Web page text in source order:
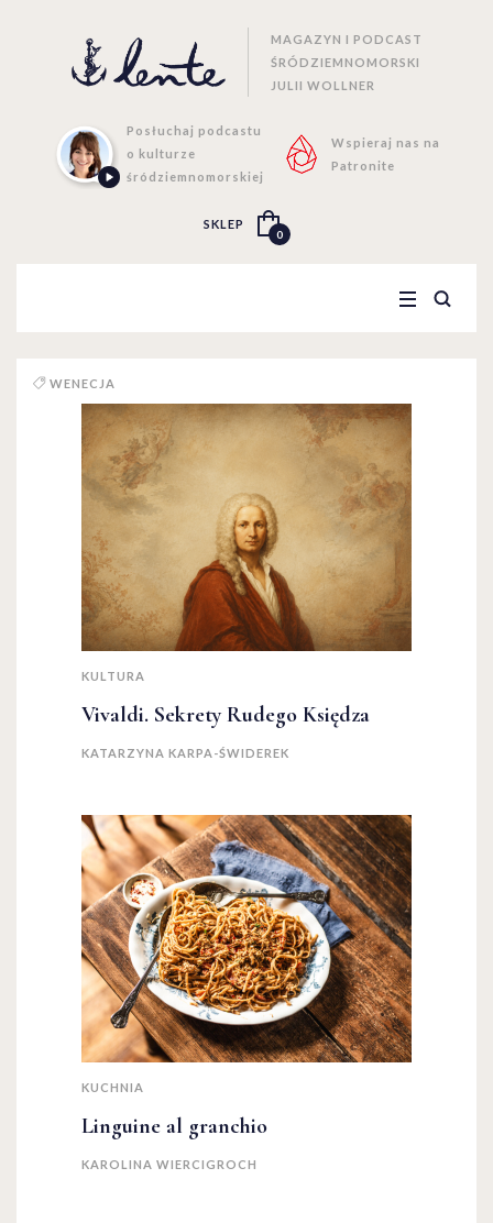
MAGAZYN I PODCAST
ŚRÓDZIEMNOMORSKI
JULII WOLLNER
Posłuchaj podcastu
o kulturze
śródziemnomorskiej
Wspieraj nas na
Patronite
SKLEP
0
WENECJA
KULTURA
Vivaldi. Sekrety Rudego Księdza
KATARZYNA KARPA-ŚWIDEREK
KUCHNIA
Linguine al granchio
KAROLINA WIERCIGROCH